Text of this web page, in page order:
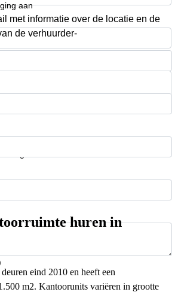
aan
met informatie over de locatie en de
de verhuurder-
huren in
eind 2010 en heeft een
m2. Kantoorunits variëren in grootte